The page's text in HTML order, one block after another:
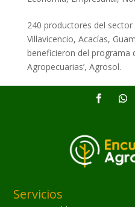
240 productores del
Villavicencio, Acacías,
beneficieron del programa
Agropecuarias’, Agrosol.
Servicios